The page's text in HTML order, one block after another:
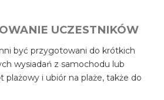
UCZESTNIKÓW
być przygotowani do krótkich
wysiadań z samochodu lub
plażowy i ubiór na plaże, także do